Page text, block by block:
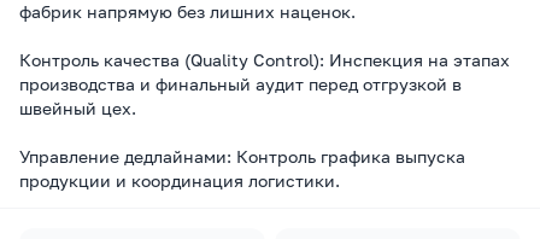
фабрик напрямую без лишних наценок.
Контроль качества (Quality Control): Инспекция на этапах
производства и финальный аудит перед отгрузкой в
швейный цех.
Управление дедлайнами: Контроль графика выпуска
продукции и координация логистики.